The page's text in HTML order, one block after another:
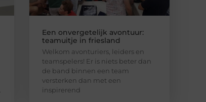
Een onvergetelijk avontuur:
teamuitje in friesland
Welkom avonturiers, leiders en
teamspelers! Er is niets beter dan
de band binnen een team
versterken dan met een
inspirerend